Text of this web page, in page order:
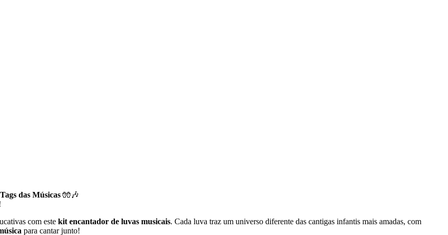
das Músicas 🧤🎶
com este kit encantador de luvas musicais. Cada luva traz um universo diferente das cantigas infantis mais amadas, com
para cantar junto!